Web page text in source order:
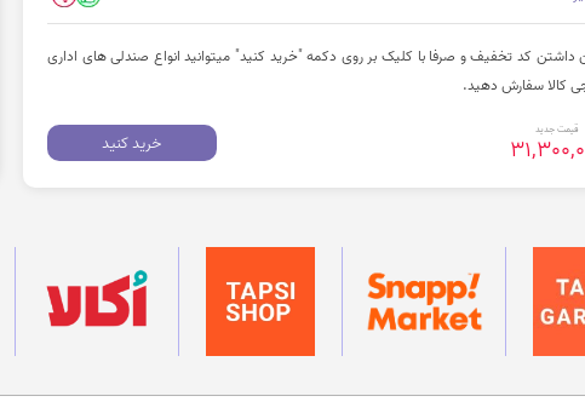
کد تخفیف و صرفا با کلیک بر روی دکمه "خرید کنید" میتوانید انواع صندلی های اداری
قیمت جدید
خرید کنید